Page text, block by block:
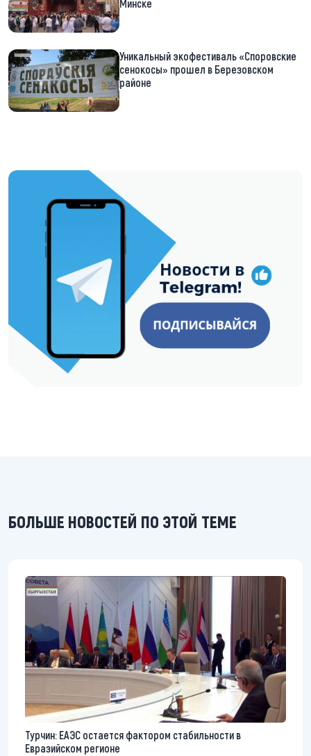
Минске
Уникальный экофестиваль «Споровские
сенокосы» прошел в Березовском
районе
https://t.me/minskctvby
БОЛЬШЕ НОВОСТЕЙ ПО ЭТОЙ ТЕМЕ
Турчин: ЕАЭС остается фактором стабильности в
Евразийском регионе